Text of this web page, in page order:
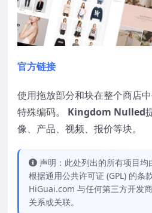
官方链接
使用拖放部分和块在整个商店
特殊编码。 Kingdom Nulled
像、产品、视频、报价等块。
声明：此处列出的所有项目
根据通用公共许可证 (GPL) 的条
HiGuai.com 与任何第三方开发
关系或关联。